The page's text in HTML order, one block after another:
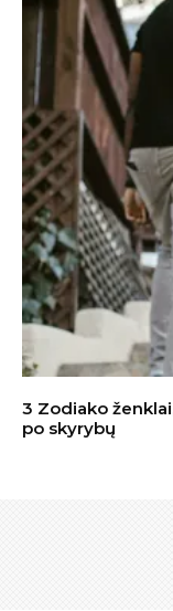
3 Zodiako
po skyrybų